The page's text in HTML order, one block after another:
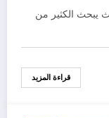
يبحث الكثير من
قراءة المزيد